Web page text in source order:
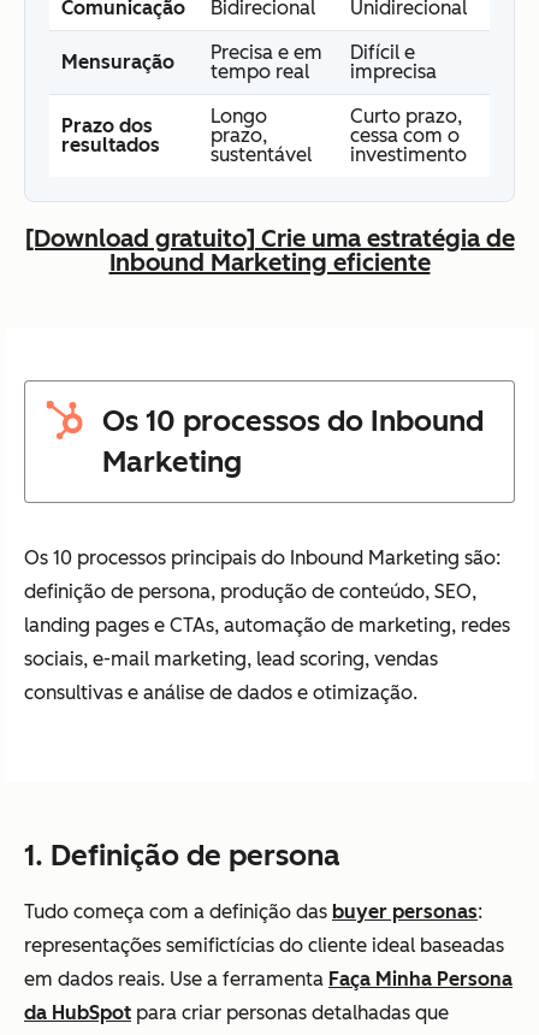
Comunicação Bidirecional Unidirecional
Mensuração
Precisa e em
tempo real
Difícil e
imprecisa
Prazo dos
resultados
Longo
prazo,
sustentável
Curto prazo,
cessa com o
investimento
[Download gratuito] Crie uma estratégia de
Inbound Marketing eficiente
Os 10 processos do Inbound
Marketing
Os 10 processos principais do Inbound Marketing são:
definição de persona, produção de conteúdo, SEO,
landing pages e CTAs, automação de marketing, redes
sociais, e-mail marketing, lead scoring, vendas
consultivas e análise de dados e otimização.
1. Definição de persona
Tudo começa com a definição das buyer personas:
representações semifictícias do cliente ideal baseadas
em dados reais. Use a ferramenta Faça Minha Persona
da HubSpot para criar personas detalhadas que